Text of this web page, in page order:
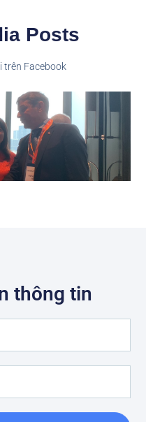
Posts
trên Facebook
thông tin